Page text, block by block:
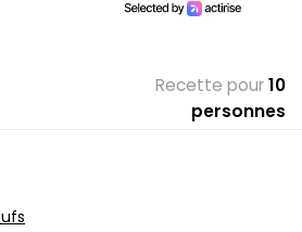
Recette pour10
personnes